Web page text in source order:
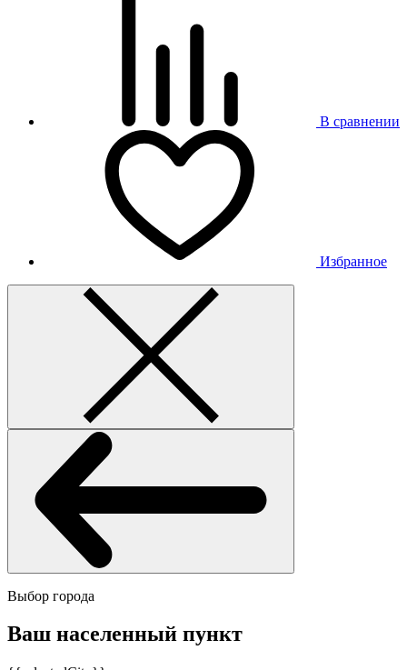
В сравнении
Избранное
Выбор города
Ваш населенный пункт